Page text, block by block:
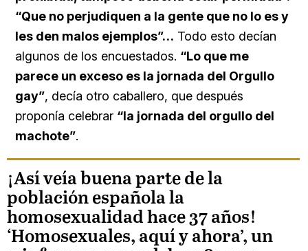
“Que no perjudiquen a la gente que no lo es y
les den malos ejemplos”… Todo esto decían
algunos de los encuestados. “Lo que me
parece un exceso es la jornada del Orgullo
gay”, decía otro caballero, que después
proponía celebrar “la jornada del orgullo del
machote”.
¡Así veía buena parte de la
población española la
homosexualidad hace 37 años!
‘Homosexuales, aquí y ahora’, un